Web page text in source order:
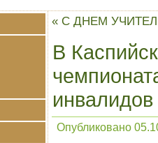
« С ДНЕМ
В
инвалидов
Опубликовано